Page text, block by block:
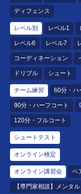
ディフェンス
レベル別 レベル1
レベル6 レベル7
コーディネーション
ドリブル シュート
チーム練習 60分・ハ
90分・ハーフコート
120分・フルコート
シュートテスト
オンライン検定
オンライン講習会 ペ
【専門家相談】メンタ